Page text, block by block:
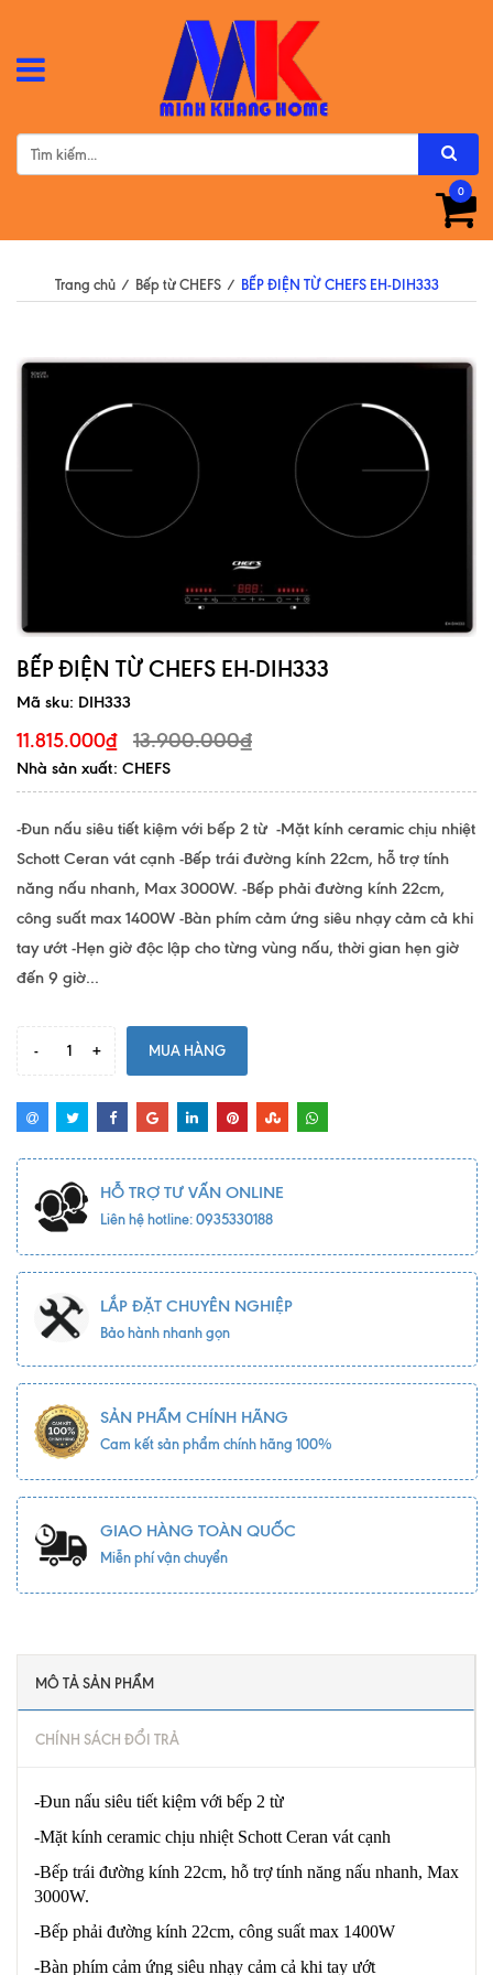
0
Trang chủ / Bếp từ CHEFS / BẾP ĐIỆN TỪ CHEFS EH-DIH333
BẾP ĐIỆN TỪ CHEFS EH-DIH333
Mã sku: DIH333
11.815.000₫ 13.900.000₫
Nhà sản xuất: CHEFS
-Đun nấu siêu tiết kiệm với bếp 2 từ -Mặt kính ceramic chịu nhiệt
Schott Ceran vát cạnh -Bếp trái đường kính 22cm, hỗ trợ tính
năng nấu nhanh, Max 3000W. -Bếp phải đường kính 22cm,
công suất max 1400W -Bàn phím cảm ứng siêu nhạy cảm cả khi
tay ướt -Hẹn giờ độc lập cho từng vùng nấu, thời gian hẹn giờ
đến 9 giờ...
- + MUA HÀNG
HỖ TRỢ TƯ VẤN ONLINE
Liên hệ hotline: 0935330188
LẮP ĐẶT CHUYÊN NGHIỆP
Bảo hành nhanh gọn
SẢN PHẨM CHÍNH HÃNG
Cam kết sản phẩm chính hãng 100%
GIAO HÀNG TOÀN QUỐC
Miễn phí vận chuyển
MÔ TẢ SẢN PHẨM
CHÍNH SÁCH ĐỔI TRẢ
-Đun nấu siêu tiết kiệm với bếp 2 từ
-Mặt kính ceramic chịu nhiệt Schott Ceran vát cạnh
-Bếp trái đường kính 22cm, hỗ trợ tính năng nấu nhanh, Max
3000W.
-Bếp phải đường kính 22cm, công suất max 1400W
-Bàn phím cảm ứng siêu nhạy cảm cả khi tay ướt